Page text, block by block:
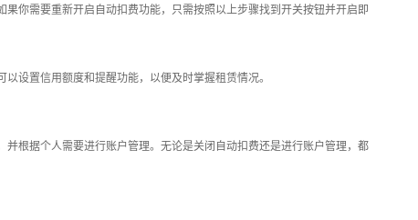
你需要重新开启自动扣费功能，只需按照以上步骤找到开关按钮并开启即
设置信用额度和提醒功能，以便及时掌握租赁情况。
根据个人需要进行账户管理。无论是关闭自动扣费还是进行账户管理，都